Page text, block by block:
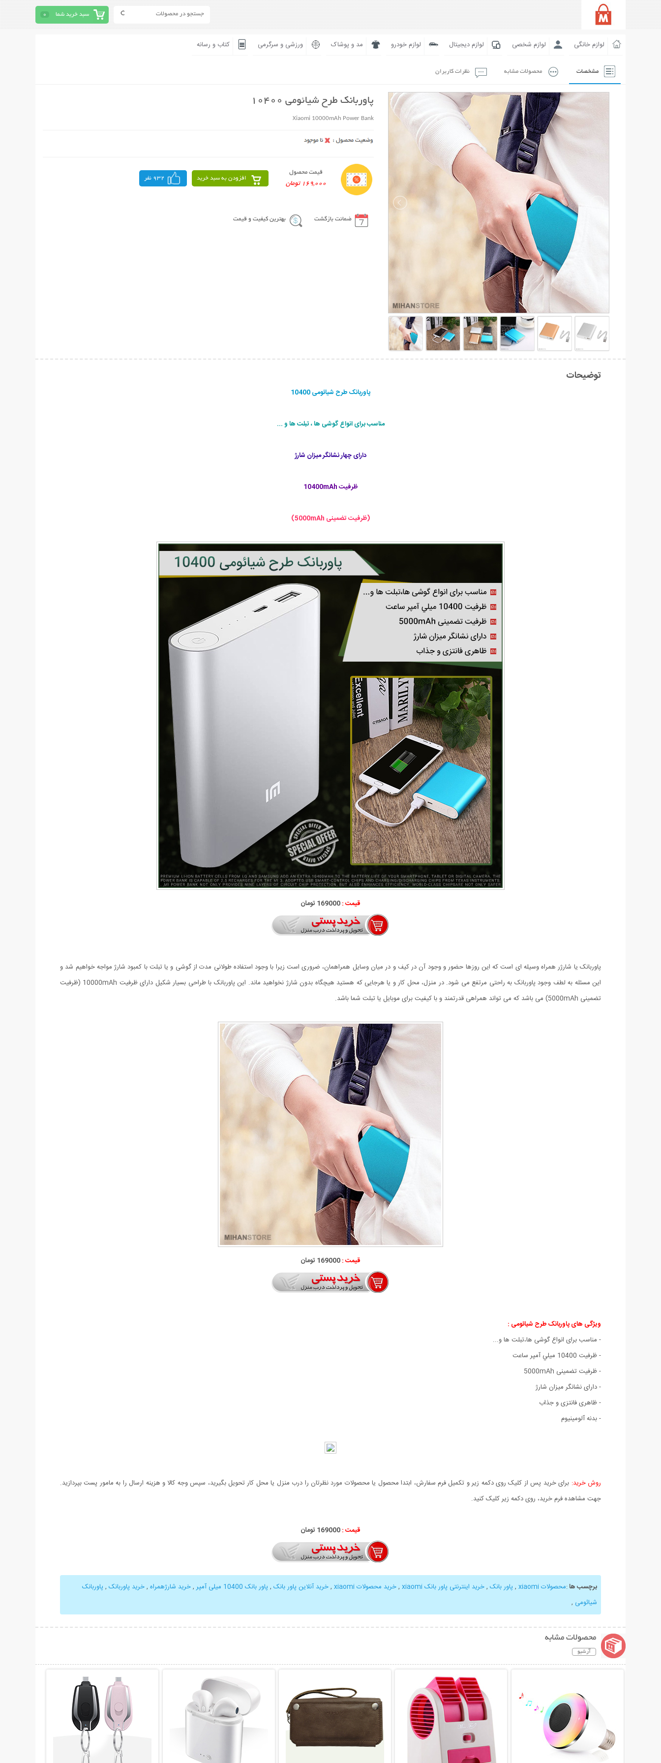
سبد خرید شما 0
لوازم خانگی لوازم شخصی لوازم دیجیتال لوازم خودرو مد و پوشاک ورزشی و سرگرمی کتاب و رسانه
مشخصات محصولات مشابه نظرات کاربران
پاوربانک طرح شیائومی 10400
Xiaomi 10000mAh Power Bank
قیمت محصول
169,000 تومان
افزودن به سبد خرید 932 نفر
ضمانت بازگشت بهترین کیفیت و قیمت
توضیحات
پاوربانک طرح شیائومی 10400
مناسب برای انواع گوشی ها ، تبلت ها و ...
دارای چهار نشانگر میزان شارژ
ظرفیت 10400mAh
(ظرفیت تضمینی 5000mAh)
قیمت :169000 تومان
پاوربانک یا شارژر همراه وسیله ای است که این روزها حضور و وجود آن در کیف و در میان وسایل همراهمان، ضروری است زیرا با وجود استفاده طولانی مدت از گوشی و یا تبلت با کمبود شارژ مواجه خواهیم شد و
این مسئله به لطف وجود پاوربانک به راحتی مرتفع می شود. در منزل، محل کار و یا هرجایی که هستید هیچگاه بدون شارژ نخواهید ماند. این پاوربانک با طراحی بسیار شکیل دارای ظرفیت 10000mAh (ظرفیت
تضمینی 5000mAh) می باشد که می تواند همراهی قدرتمند و با کیفیت برای موبایل یا تبلت شما باشد.
قیمت :169000 تومان
ویژگی های پاوربانک طرح شیائومی :
- مناسب برای انواع گوشی ها،تبلت ها و...
- ظرفيت 10400 ميلي آمپر ساعت
- ظرفیت تضمینی 5000mAh
-دارای نشانگر میزان شارژ
- ظاهری فانتزی و جذاب
- بدنه آلومینیوم
روش خرید: برای خرید پس از کلیک روی دکمه زیر و تکمیل فرم سفارش، ابتدا محصول یا محصولات مورد نظرتان را درب منزل یا محل کار تحویل بگیرید، سپس وجه کالا و هزینه ارسال را به مامور پست بپردازید.
جهت مشاهده فرم خرید، روی دکمه زیر کلیک کنید.
قیمت :169000 تومان
برچسب ها:محصولات xiaomi , پاور بانک ,خرید اینترنتی پاور بانک xiaomi ,خرید محصولات xiaomi ,خرید آنلاین پاور بانک , پاور بانک 10400 میلی آمپر ,خرید شارژهمراه ,خرید پاوربانک , پاوربانک
شیائومی ,
محصولات مشابه
آرشیو